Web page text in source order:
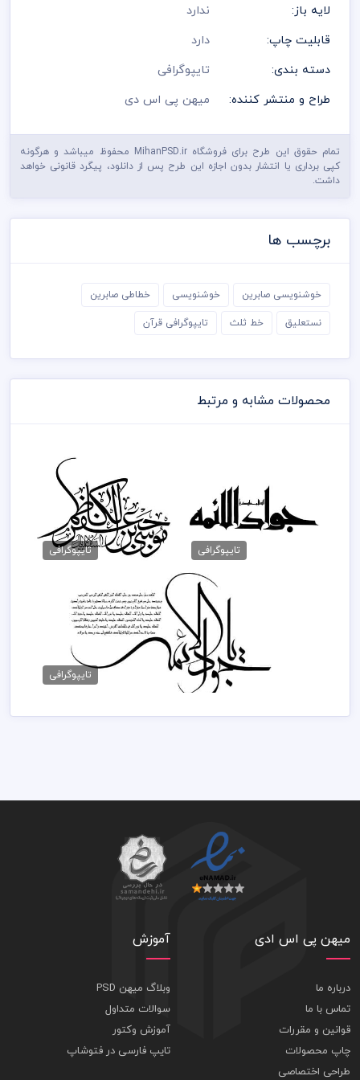
لایه باز:
ندارد
قابلیت چاپ:
دارد
دسته بندی:
تایپوگرافی
طراح و منتشر کننده:
میهن پی اس دی
تمام حقوق این طرح برای فروشگاه MihanPSD.ir محفوظ میباشد و هرگونه
کپی برداری یا انتشار بدون اجازه این طرح پس از دانلود، پیگرد قانونی خواهد
داشت.
برچسب ها
خوشنویسی صابرین خوشنویسی خطاطی صابرین
نستعلیق خط ثلث تایپوگرافی قرآن
محصولات مشابه و مرتبط
دانلود خوشنویسی جواد
تایپوگرافی
فایل خوشنویسی کاظم
40,000 تومان
تایپوگرافی
فایل خطاطی کلمه جواد
40,000 تومان
تایپوگرافی
میهن پی اس ادی
درباره ما
تماس با ما
قوانین و مقررات
چاپ محصولات
طراحی اختصاصی
آموزش
وبلاگ میهن PSD
سوالات متداول
آموزش وکتور
تایپ فارسی در فتوشاپ